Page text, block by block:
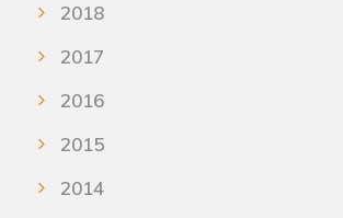
2018
2017
2016
2015
2014